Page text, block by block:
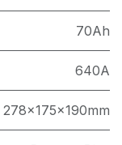
70Ah
640A
278x175x190mm